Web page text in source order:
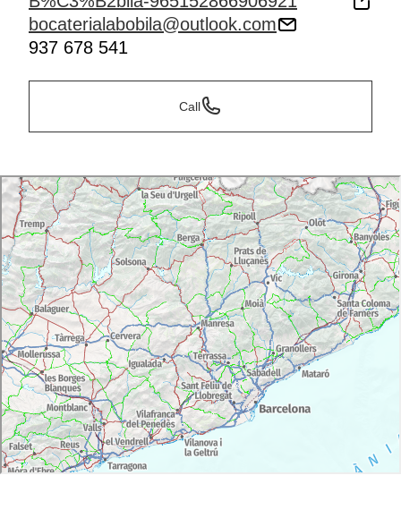
bocaterialabobila@outlook.com
937 678 541
Call